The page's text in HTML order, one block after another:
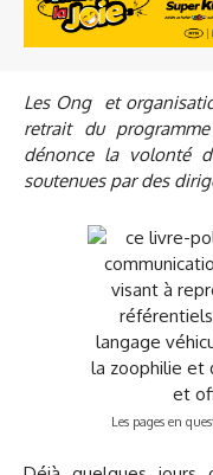
Les Ong et
retrait du
dénonce la volonté
soutenues par des
Les pages en